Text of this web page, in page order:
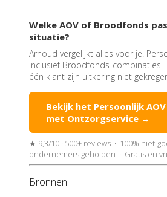
Welke AOV of Broodfonds
situatie?
Arnoud vergelijkt alles voor je.
inclusief Broodfonds-combinaties.
één klant zijn uitkering niet
Bekijk het Persoonlijk
met Ontzorgservice →
★ 9,3/10 · 500+ reviews · 100% niet-
ondernemers geholpen · Gratis en
Bronnen: